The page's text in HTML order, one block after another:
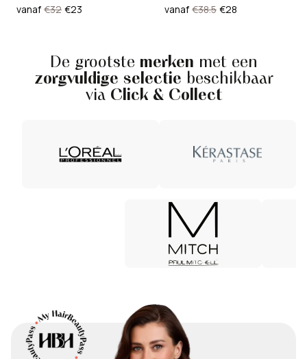
vanaf €32 €23 vanaf €38.5 €28
De grootste merken met een
zorgvuldige selectie beschikbaar
via Click & Collect